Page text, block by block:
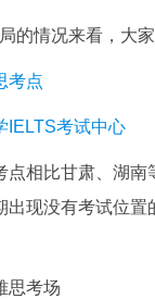
的情况来看，大
考点
IELTS考试中心
点相比甘肃、湖
出现没有考试位